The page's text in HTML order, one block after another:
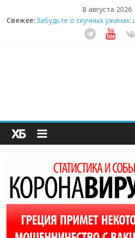
8 августа 2026
Свежее:Забудьте о скучных
которое видит вашу еду
Небо зовёт: как бизнес на
Секрет супергидратации:
пребиотиками становится
здорового питания